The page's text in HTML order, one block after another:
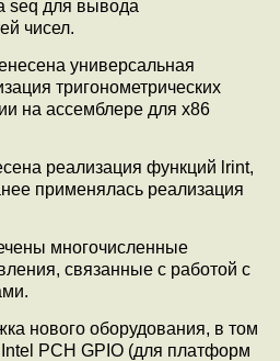
seq для вывода
чисел.
универсальная
тригонометрических
на ассемблере для x86
реализация функций lrint,
применялась реализация
многочисленные
связанные с работой с
нового оборудования, в том
PCH GPIO (для платформ